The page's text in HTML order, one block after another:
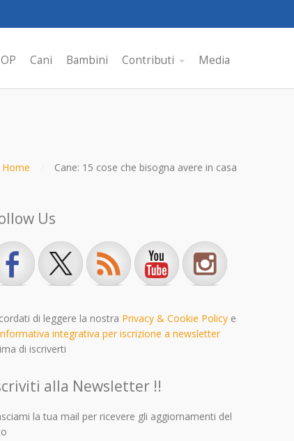
Cani Bambini Contributi Media
Home Cane: 15 cose che bisogna avere in casa
Us
di leggere la nostra Privacy & Cookie Policye
integrativa per iscrizione a newsletter
di iscriverti
alla Newsletter !!
la tua mail per ricevere gli aggiornamenti del